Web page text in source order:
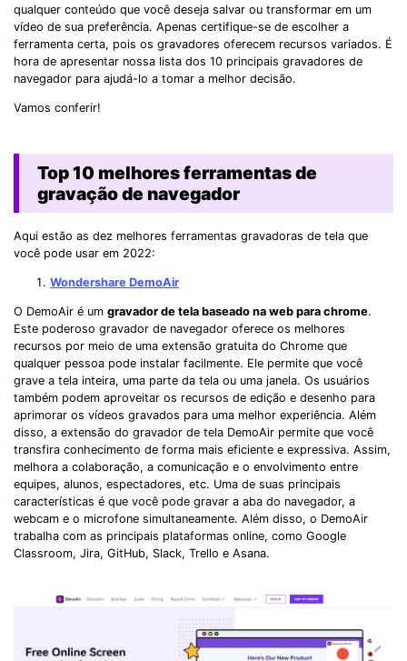
qualquer conteúdo que você deseja salvar ou transformar em um
vídeo de sua preferência. Apenas certifique-se de escolher a
ferramenta certa, pois os gravadores oferecem recursos variados. É
hora de apresentar nossa lista dos 10 principais gravadores de
navegador para ajudá-lo a tomar a melhor decisão.
Vamos conferir!
Top 10 melhores ferramentas de
gravação de navegador
Aqui estão as dez melhores ferramentas gravadoras de tela que
você pode usar em 2022:
Wondershare DemoAir
O DemoAir é um gravador de tela baseado na web para chrome.
Este poderoso gravador de navegador oferece os melhores
recursos por meio de uma extensão gratuita do Chrome que
qualquer pessoa pode instalar facilmente. Ele permite que você
grave a tela inteira, uma parte da tela ou uma janela. Os usuários
também podem aproveitar os recursos de edição e desenho para
aprimorar os vídeos gravados para uma melhor experiência. Além
disso, a extensão do gravador de tela DemoAir permite que você
transfira conhecimento de forma mais eficiente e expressiva. Assim,
melhora a colaboração, a comunicação e o envolvimento entre
equipes, alunos, espectadores, etc. Uma de suas principais
características é que você pode gravar a aba do navegador, a
webcam e o microfone simultaneamente. Além disso, o DemoAir
trabalha com as principais plataformas online, como Google
Classroom, Jira, GitHub, Slack, Trello e Asana.